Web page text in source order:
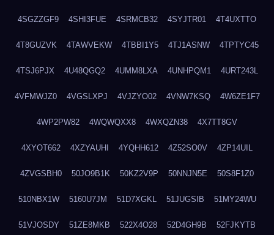
4SGZZGF9 4SHI3FUE 4SRMCB32 4SYJTR01 4T4UXTTO
4T8GUZVK 4TAWVEKW 4TBBI1Y5 4TJ1ASNW 4TPTYC45
4TSJ6PJX 4U48QGQ2 4UMM8LXA 4UNHPQM1 4URT243L
4VFMWJZ0 4VGSLXPJ 4VJZYO02 4VNW7KSQ 4W6ZE1F7
4WP2PW82 4WQWQXX8 4WXQZN38 4X7TT8GV
4XYOT662 4XZYAUHI 4YQHH612 4Z52SO0V 4ZP14UIL
4ZVGSBH0 50JO9B1K 50KZ2V9P 50NNJN5E 50S8F1Z0
510NBX1W 5160U7JM 51D7XGKL 51JUGSIB 51MY24WU
51VJOSDY 51ZE8MKB 522X4O28 52D4GH9B 52FJKYTB